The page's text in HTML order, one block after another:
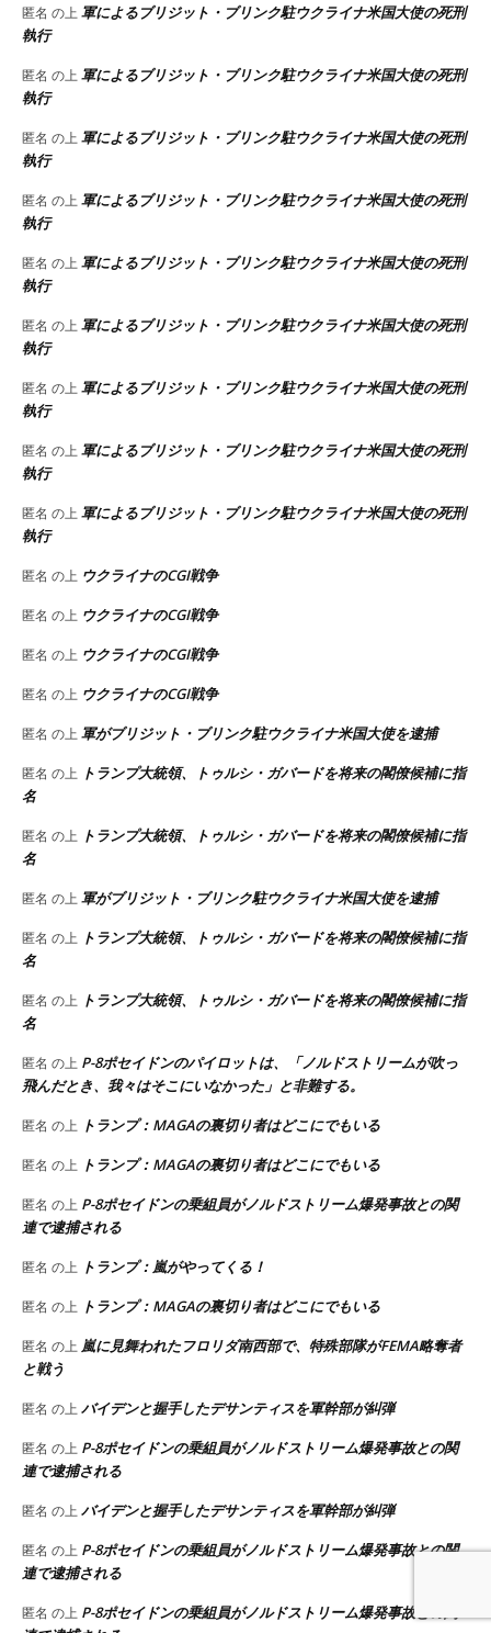
匿名 の上 軍によるブリジット・ブリンク駐ウクライナ米国大使の死刑
執行
匿名 の上 軍によるブリジット・ブリンク駐ウクライナ米国大使の死刑
執行
匿名 の上 軍によるブリジット・ブリンク駐ウクライナ米国大使の死刑
執行
匿名 の上 軍によるブリジット・ブリンク駐ウクライナ米国大使の死刑
執行
匿名 の上 軍によるブリジット・ブリンク駐ウクライナ米国大使の死刑
執行
匿名 の上 軍によるブリジット・ブリンク駐ウクライナ米国大使の死刑
執行
匿名 の上 軍によるブリジット・ブリンク駐ウクライナ米国大使の死刑
執行
匿名 の上 軍によるブリジット・ブリンク駐ウクライナ米国大使の死刑
執行
匿名 の上 軍によるブリジット・ブリンク駐ウクライナ米国大使の死刑
執行
匿名 の上 ウクライナのCGI戦争
匿名 の上 ウクライナのCGI戦争
匿名 の上 ウクライナのCGI戦争
匿名 の上 ウクライナのCGI戦争
匿名 の上 軍がブリジット・ブリンク駐ウクライナ米国大使を逮捕
匿名 の上 トランプ大統領、トゥルシ・ガバードを将来の閣僚候補に指
名
匿名 の上 トランプ大統領、トゥルシ・ガバードを将来の閣僚候補に指
名
匿名 の上 軍がブリジット・ブリンク駐ウクライナ米国大使を逮捕
匿名 の上 トランプ大統領、トゥルシ・ガバードを将来の閣僚候補に指
名
匿名 の上 トランプ大統領、トゥルシ・ガバードを将来の閣僚候補に指
名
匿名 の上 P-8ポセイドンのパイロットは、「ノルドストリームが吹っ
飛んだとき、我々はそこにいなかった」と非難する。
匿名 の上 トランプ：MAGAの裏切り者はどこにでもいる
匿名 の上 トランプ：MAGAの裏切り者はどこにでもいる
匿名 の上 P-8ポセイドンの乗組員がノルドストリーム爆発事故との関
連で逮捕される
匿名 の上 トランプ：嵐がやってくる！
匿名 の上 トランプ：MAGAの裏切り者はどこにでもいる
匿名 の上 嵐に見舞われたフロリダ南西部で、特殊部隊がFEMA略奪者
と戦う
匿名 の上 バイデンと握手したデサンティスを軍幹部が糾弾
匿名 の上 P-8ポセイドンの乗組員がノルドストリーム爆発事故との関
連で逮捕される
匿名 の上 バイデンと握手したデサンティスを軍幹部が糾弾
匿名 の上 P-8ポセイドンの乗組員がノルドストリーム爆発事故との関
連で逮捕される
匿名 の上 P-8ポセイドンの乗組員がノルドストリーム爆発事故との関